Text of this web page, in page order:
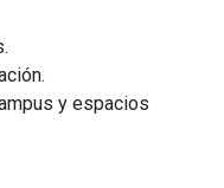
y espacios